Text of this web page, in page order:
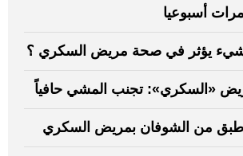
يؤثر في صحة مريض السكري ؟
«السكري»: تجنب المشي حافياً
طبق من الشوفان بمريض السكري